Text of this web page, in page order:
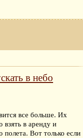
в небо
все больше. Их
взять в аренду и
Вот только если